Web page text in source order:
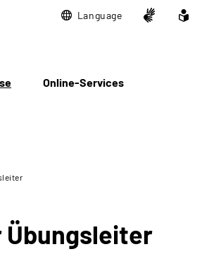
Language
Online-Services
Übungsleiter